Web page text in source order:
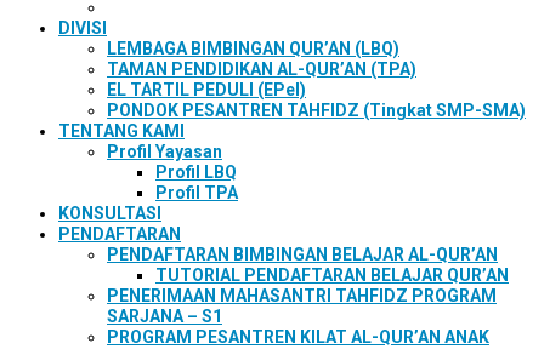
DIVISI
LEMBAGA BIMBINGAN QUR’AN (LBQ)
TAMAN PENDIDIKAN AL-QUR’AN (TPA)
EL TARTIL PEDULI (EPel)
PONDOK PESANTREN TAHFIDZ (Tingkat SMP-SMA)
TENTANG KAMI
Profil Yayasan
Profil LBQ
Profil TPA
KONSULTASI
PENDAFTARAN
PENDAFTARAN BIMBINGAN BELAJAR AL-QUR’AN
TUTORIAL PENDAFTARAN BELAJAR QUR’AN
PENERIMAAN MAHASANTRI TAHFIDZ PROGRAM
SARJANA – S1
PROGRAM PESANTREN KILAT AL-QUR’AN ANAK